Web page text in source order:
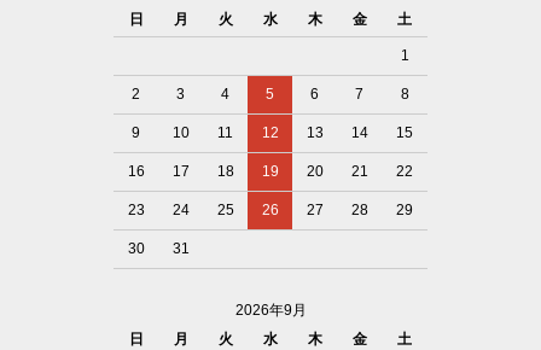
日
月 火 水 木 金 土
1
2 3 4 5 6 7 8
9 10 11 12 13 14 15
16 17 18 19 20 21 22
23 24 25 26 27 28 29
30 31
2026年9月
日
月 火 水 木 金 土